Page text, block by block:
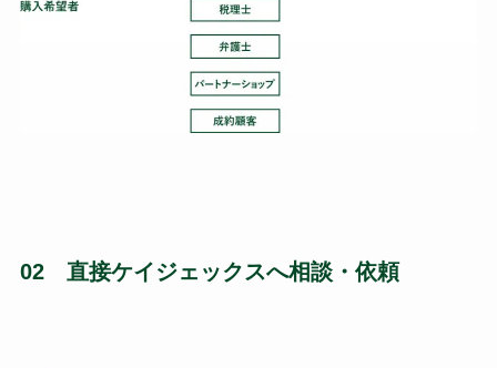
02 直接ケイジェックスへ相談・依頼